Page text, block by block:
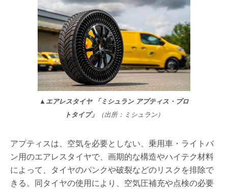
▲エアレスタイヤ 「ミシュラン アプティス・プロ
トタイプ」
（出所：ミシュラン）
アプティスは、空気を必要としない、乗用車・ライトバ
ン用のエアレスタイヤで、画期的な構造やハイテク材料
によって、タイヤのパンクや破裂などのリスクを排除で
きる。同タイヤの使用により、空気圧補充や点検の必要